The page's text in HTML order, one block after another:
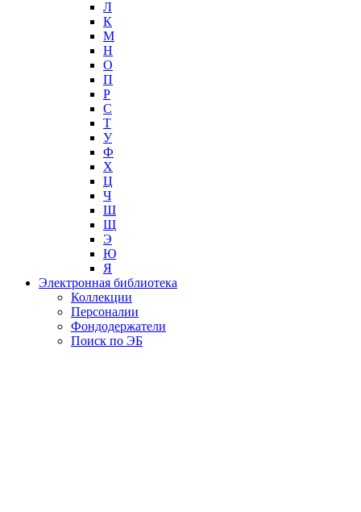
Л
К
М
Н
О
П
Р
С
Т
У
Ф
Х
Ц
Ч
Ш
Щ
Э
Ю
Я
Электронная библиотека
Коллекции
Персоналии
Фондодержатели
Поиск по ЭБ